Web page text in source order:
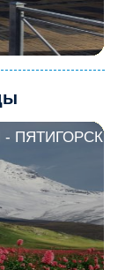
ПЯТИГОРСК